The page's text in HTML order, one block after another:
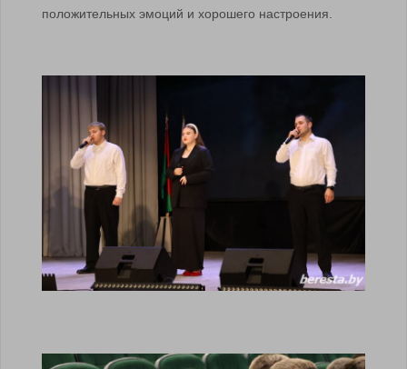
положительных эмоций и хорошего настроения.